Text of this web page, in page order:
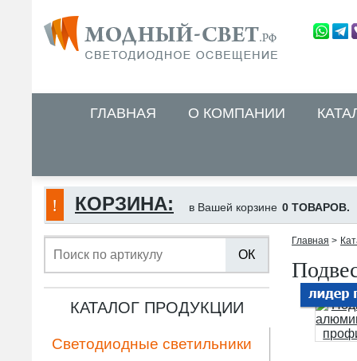
ГЛАВНАЯ О КОМПАНИИ
КОРЗИНА: в Вашей корзине 0 ТОВАРОВ.
ОК
КАТАЛОГ ПРОДУКЦИИ
Светодиодные светильники
Главная >